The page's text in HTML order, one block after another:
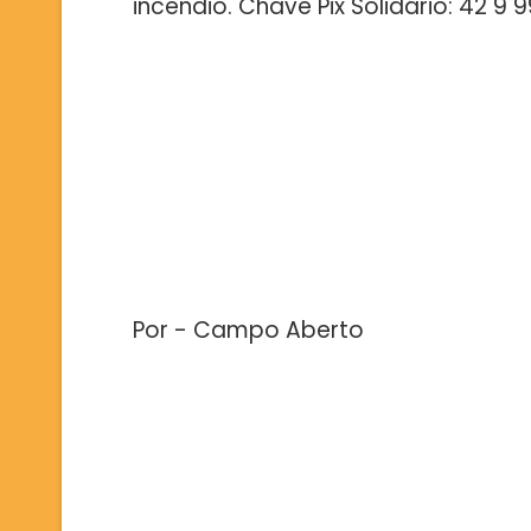
incêndio. Chave Pix Solidário: 42 9
Por - Campo Aberto